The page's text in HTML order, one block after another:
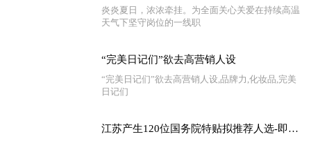
炎炎夏日，浓浓牵挂。为全面关心关爱在持续高温
天气下坚守岗位的一线职
“完美日记们”欲去高营销人设
“完美日记们”欲去高营销人设,品牌力,化妆品,完美
日记们
江苏产生120位国务院特贴拟推荐人选-即时看